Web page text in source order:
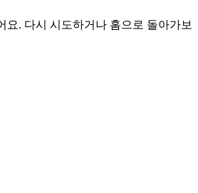
요. 다시 시도하거나 홈으로 돌아가보